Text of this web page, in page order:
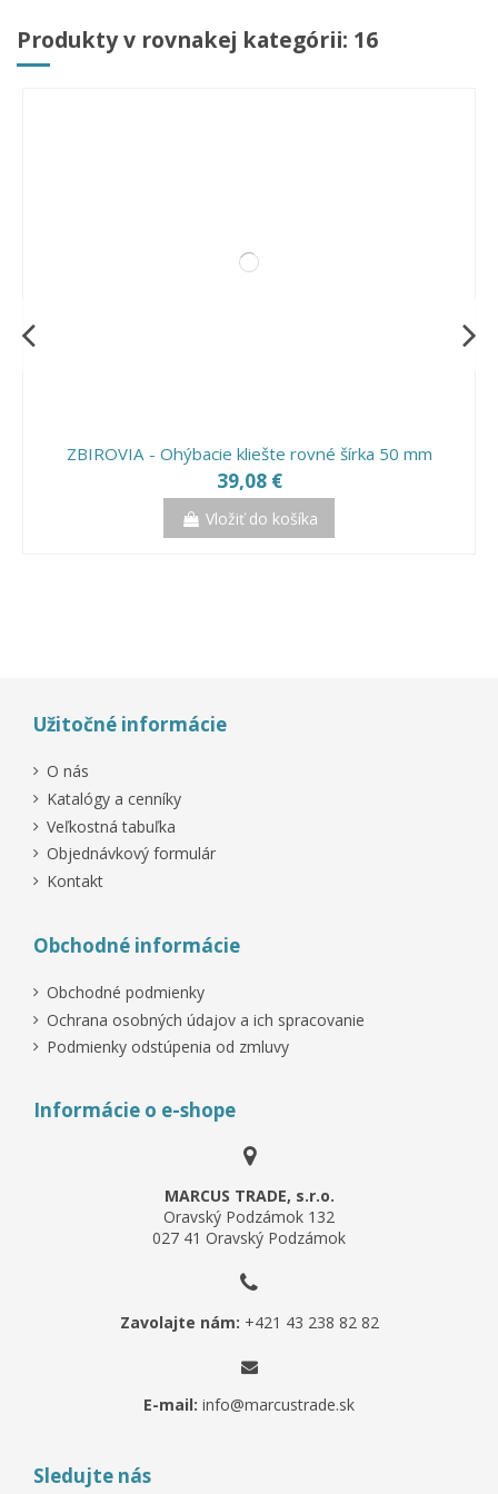
Produkty v rovnakej kategórii: 16
ZBIROVIA - Ohýbacie kliešte rovné šírka 50 mm
39,08 €
Vložiť do košíka
Užitočné informácie
O nás
Katalógy a cenníky
Veľkostná tabuľka
Objednávkový formulár
Kontakt
Obchodné informácie
Obchodné podmienky
Ochrana osobných údajov a ich spracovanie
Podmienky odstúpenia od zmluvy
Informácie o e-shope
MARCUS TRADE, s.r.o.
Oravský Podzámok 132
027 41 Oravský Podzámok
Zavolajte nám: +421 43 238 82 82
E-mail: info@marcustrade.sk
Sledujte nás